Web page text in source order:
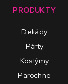
PRODUKTY
Dekády
Párty
Kostýmy
Parochne